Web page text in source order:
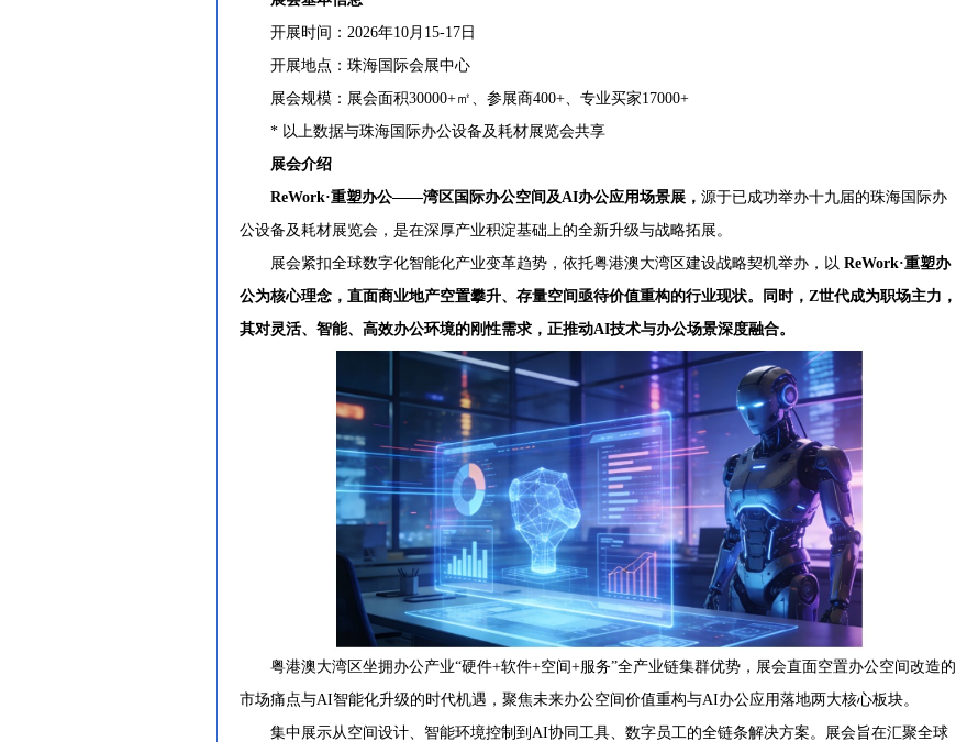
开展时间：2026年10月15-17日
开展地点：珠海国际会展中心
展会规模：展会面积30000+㎡、参展商400+、专业买家17000+
* 以上数据与珠海国际办公设备及耗材展览会共享
展会介绍
ReWork·重塑办公——湾区国际办公空间及AI办公应用场景展， 源于已成功举办十九届的珠海国际办
公设备及耗材展览会，是在深厚产业积淀基础上的全新升级与战略拓展。
展会紧扣全球数字化智能化产业变革趋势，依托粤港澳大湾区建设战略契机举办，以 ReWork·重塑办
公为核心理念，直面商业地产空置攀升、存量空间亟待价值重构的行业现状。同时，Z世代成为职场主力，
其对灵活、智能、高效办公环境的刚性需求，正推动AI技术与办公场景深度融合。
粤港澳大湾区坐拥办公产业“硬件+软件+空间+服务”全产业链集群优势，展会直面空置办公空间改造的
市场痛点与AI智能化升级的时代机遇，聚焦未来办公空间价值重构与AI办公应用落地两大核心板块。
集中展示从空间设计、智能环境控制到AI协同工具、数字员工的全链条解决方案。展会旨在汇聚全球